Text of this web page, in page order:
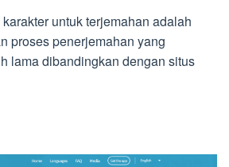
untuk terjemahan adalah
proses penerjemahan yang
lama dibandingkan dengan situs